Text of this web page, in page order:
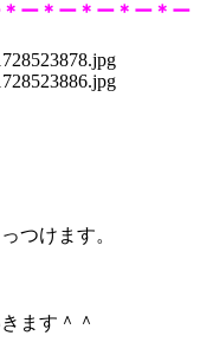
ー＊ー＊ー＊ー＊ー
つけます。
ます＾＾